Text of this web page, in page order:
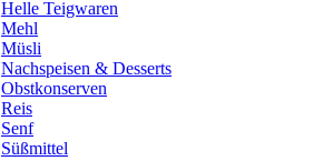
Helle Teigwaren
Mehl
Müsli
Nachspeisen & Desserts
Obstkonserven
Reis
Senf
Süßmittel